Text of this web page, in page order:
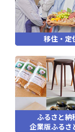
移住・定
ふるさと納
企業版ふるさ